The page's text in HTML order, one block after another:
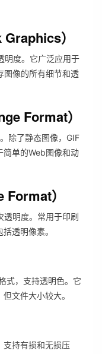
）
明度。它广泛应用于
图像的所有细节和透
Format）
除了静态图像，GIF
简单的Web图像和动
）
透明度。常用于印刷
透明像素。
式，支持透明色。它
文件大小较大。
支持有损和无损压